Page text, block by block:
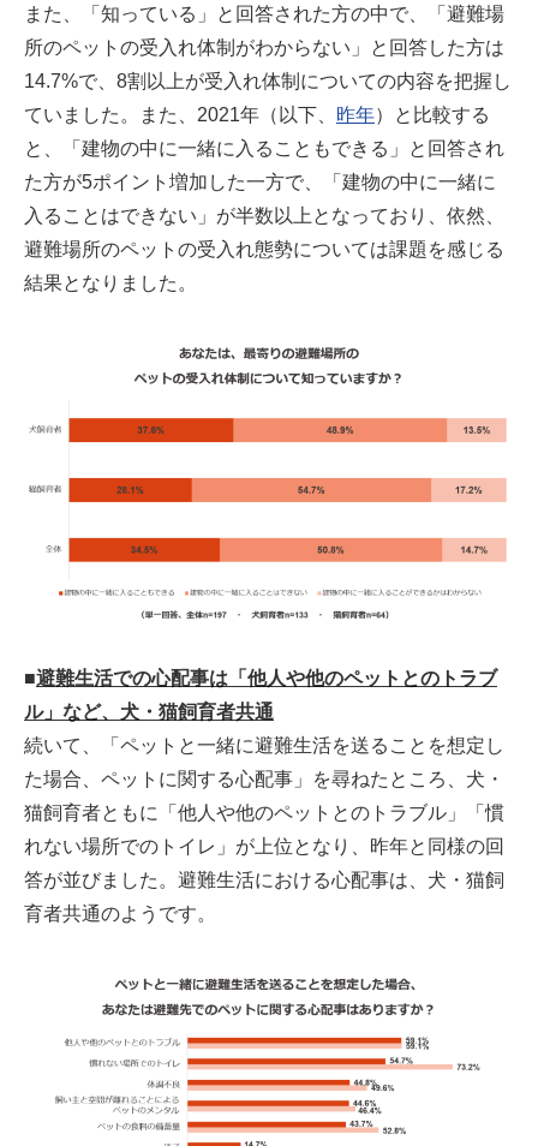
また、「知っている」と回答された方の中で、「避難場
所のペットの受入れ体制がわからない」と回答した方は
14.7%で、8割以上が受入れ体制についての内容を把握し
ていました。また、2021年（以下、 昨年）と比較する
と、「建物の中に一緒に入ることもできる」と回答され
た方が5ポイント増加した一方で、「建物の中に一緒に
入ることはできない」が半数以上となっており、依然、
避難場所のペットの受入れ態勢については課題を感じる
結果となりました。
■避難生活での心配事は「他人や他のペットとのトラブ
ル」など、犬・猫飼育者共通
続いて、「ペットと一緒に避難生活を送ることを想定し
た場合、ペットに関する心配事」を尋ねたところ、犬・
猫飼育者ともに「他人や他のペットとのトラブル」「慣
れない場所でのトイレ」が上位となり、昨年と同様の回
答が並びました。避難生活における心配事は、犬・猫飼
育者共通のようです。